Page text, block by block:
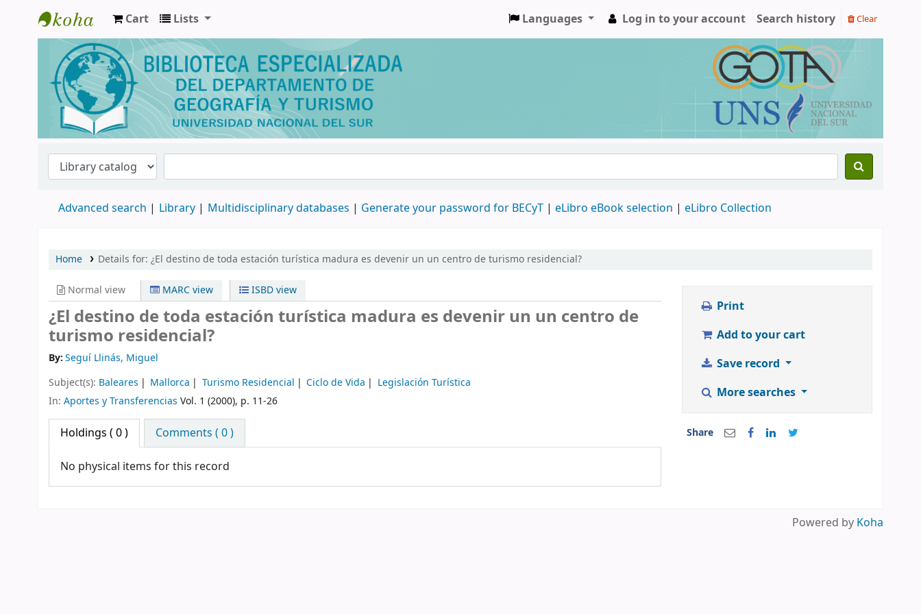
Biblioteca de Geografía y Turismo
Cart Lists Languages Log in to your account Search history Clear
Advanced search Library Multidisciplinary databases | Generate your password for BECyT | eLibro eBook selection | eLibro Collection
Home Details for: ¿El destino de toda estación turística madura es devenir un un centro de turismo residencial?
Normal view MARC view ISBD view
¿El destino de toda estación turística madura es devenir un un centro de
turismo residencial?
By:Seguí Llinás, Miguel
Subject(s): Baleares Mallorca Turismo Residencial Ciclo de Vida
Legislación Turística
In: Aportes y Transferencias Vol. 1 (2000), p. 11-26
Holdings ( 0 ) Comments ( 0 )
No physical items for this record
Print
Add to your cart
Save record
More searches
Share
Powered by Koha